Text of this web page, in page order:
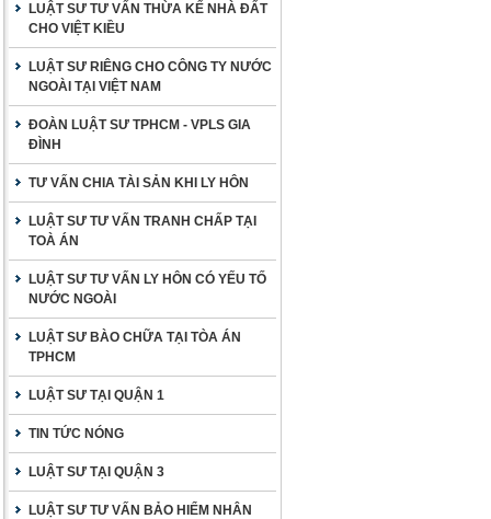
LUẬT SƯ TƯ VẤN THỪA KẾ NHÀ ĐẤT
CHO VIỆT KIỀU
LUẬT SƯ RIÊNG CHO CÔNG TY NƯỚC
NGOÀI TẠI VIỆT NAM
ĐOÀN LUẬT SƯ TPHCM - VPLS GIA
ĐÌNH
TƯ VẤN CHIA TÀI SẢN KHI LY HÔN
LUẬT SƯ TƯ VẤN TRANH CHẤP TẠI
TOÀ ÁN
LUẬT SƯ TƯ VẤN LY HÔN CÓ YẾU TỐ
NƯỚC NGOÀI
LUẬT SƯ BÀO CHỮA TẠI TÒA ÁN
TPHCM
LUẬT SƯ TẠI QUẬN 1
TIN TỨC NÓNG
LUẬT SƯ TẠI QUẬN 3
LUẬT SƯ TƯ VẤN BẢO HIỂM NHÂN